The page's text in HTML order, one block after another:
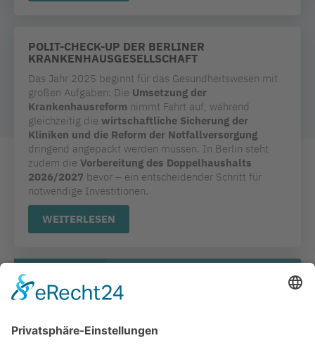
POLIT-CHECK-UP DER BERLINER
KRANKENHAUSGESELLSCHAFT
Das Jahr 2025 beginnt für das Gesundheitswesen mit
großen Aufgaben: Die Umsetzung der
Krankenhausreform nimmt Fahrt auf, während
gleichzeitig die wirtschaftliche Sicherung der
Kliniken und die Reform der Notfallversorgung
dringend angepackt werden müssen. In Berlin steht
zudem die Vorbereitung des Doppelhaushalts
2026/2027 bevor – ein entscheidender Schritt für
notwendige Investitionen.
WEITERLESEN
NEWSLETTER-ANMELDUNG
Melden Sie sich hier für den PflegeJetztBerlin-